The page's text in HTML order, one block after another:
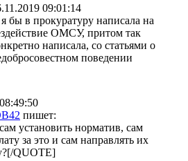
09:01:14
бы в прокуратуру написала на
ОМСУ, притом так
написала, со статьями о
поведении
пишет:
установить норматив, сам
за это и сам направлять их
QUOTE]